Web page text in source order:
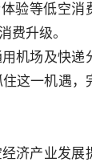
验等低空消
费升级。
机场及快递
这一机遇，
济产业发展